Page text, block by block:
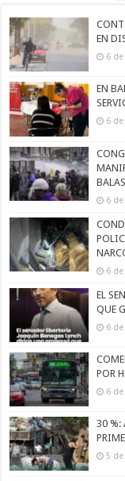
EN
6
EN
6
6
6
EL
QUE
6
POR
6
30 %:
5 de